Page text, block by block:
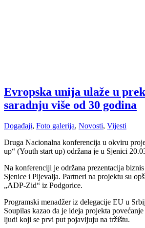
Evropska unija ulaže u
saradnju više od 30 godina
Događaji, Foto galerija, Novosti, Vijesti
Druga Nacionalna konferencija u okviru
up“ (Youth start up) održana je u Sjenici
Na konferenciji je održana prezentacija
Sjenice i Pljevalja. Partneri na projektu su
„ADP-Zid“ iz Podgorice.
Programski menadžer iz delegacije EU u
Soupilas kazao da je ideja projekta
ljudi koji se prvi put pojavljuju na tržištu.